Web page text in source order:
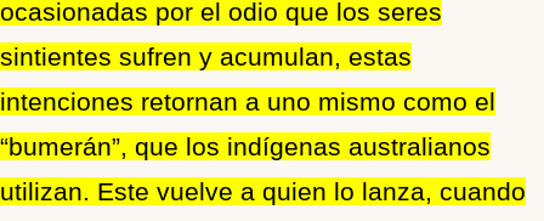
ocasionadas por el odio que los seres
sintientes sufren y acumulan, estas
intenciones retornan a uno mismo como el
“bumerán”, que los indígenas australianos
utilizan. Este vuelve a quien lo lanza, cuando